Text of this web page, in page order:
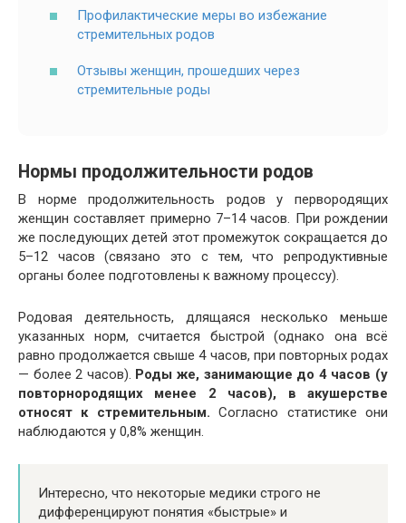
Профилактические меры во избежание
стремительных родов
Отзывы женщин, прошедших через
стремительные роды
Нормы продолжительности родов
В норме продолжительность родов у первородящих
женщин составляет примерно 7–14 часов. При рождении
же последующих детей этот промежуток сокращается до
5–12 часов (связано это с тем, что репродуктивные
органы более подготовлены к важному процессу).
Родовая деятельность, длящаяся несколько меньше
указанных норм, считается быстрой (однако она всё
равно продолжается свыше 4 часов, при повторных родах
— более 2 часов). Роды же, занимающие до 4 часов (у
повторнородящих менее 2 часов), в акушерстве
относят к стремительным. Согласно статистике они
наблюдаются у 0,8% женщин.
Интересно, что некоторые медики строго не
дифференцируют понятия «быстрые» и